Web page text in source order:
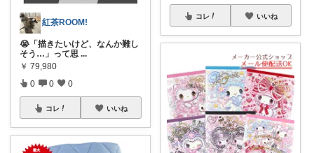
紅茶ROOM!
😭「描きたいけど、なんか難し
そう…」って思 ...
￥ 79,980
0 0 0
コレ いいね
コレ いいね